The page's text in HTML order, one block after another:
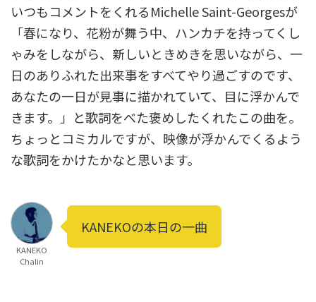
いつもコメントをくれるMichelle Saint-Georgesが
「春になり、花粉が舞う中、ハンカチを持ってくし
ゃみをしながら、新しいときめきを思いながら、一
日のありふれた出来事をすべてやり過ごすのです、
あなたの一日が見事に描かれていて、目に浮かんで
きます。」と歌詞をべた褒めしたくれたこの曲を。
ちょっとコミカルですが、映像が浮かんでくるよう
な歌詞をかけたかなと思います。
KANEKO
Chalin
KANEKOの本日の一曲